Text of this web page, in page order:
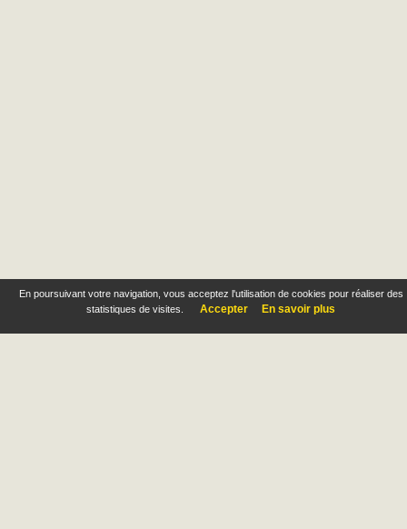
En poursuivant votre navigation, vous acceptez l'utilisation de cookies pour réaliser des
statistiques de visites.
Accepter En savoir plus